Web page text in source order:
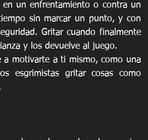
un enfrentamiento o contra un
sin marcar un punto, y con
Gritar cuando finalmente
y los devuelve al juego.
a motivarte a ti mismo, como una
esgrimistas gritar cosas como